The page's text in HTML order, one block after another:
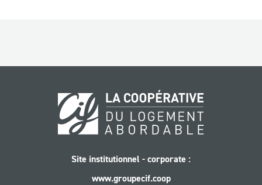
Site institutionnel - corporate :
www.groupecif.coop